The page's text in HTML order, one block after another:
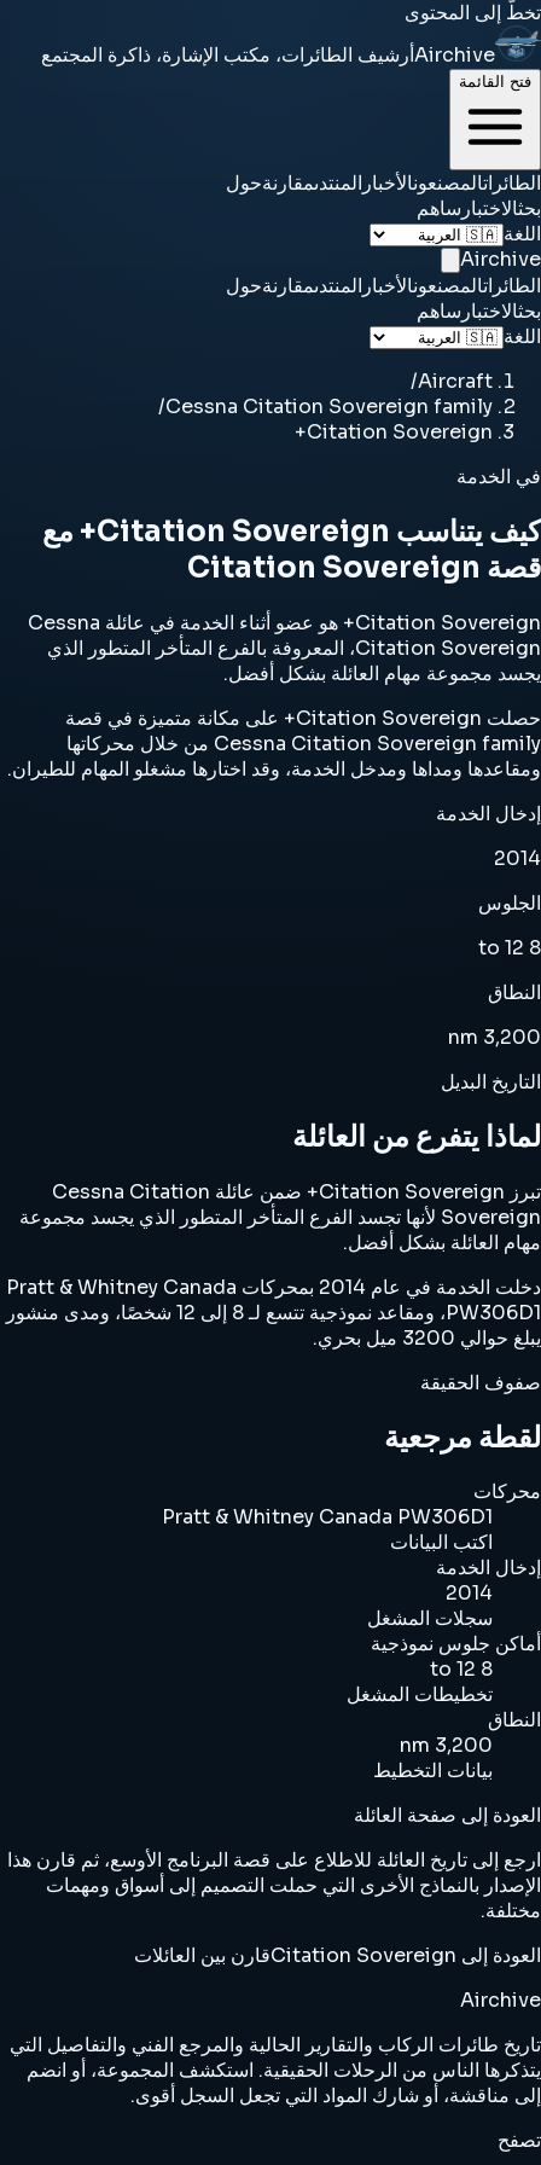
تخطَّ إلى المحتوى
Airchiveأرشيف الطائرات، مكتب الإشارة، ذاكرة المجتمع
فتح القائمة
الطائراتالمصنعونالأخبار المنتدىمقارنةحول
بحثالاختبار ساهم
اللغة
Airchive
الطائراتالمصنعونالأخبار المنتدىمقارنةحول
بحثالاختبار ساهم
اللغة
Aircraft
/
Cessna Citation Sovereign family
/
Citation Sovereign+
في الخدمة
كيف يتناسب Citation Sovereign+ مع
قصة Citation Sovereign
Citation Sovereign+ هو عضو أثناء الخدمة في عائلة Cessna
Citation Sovereign، المعروفة بالفرع المتأخر المتطور الذي
يجسد مجموعة مهام العائلة بشكل أفضل.
حصلت Citation Sovereign+ على مكانة متميزة في قصة
Cessna Citation Sovereign family من خلال محركاتها
ومقاعدها ومداها ومدخل الخدمة، وقد اختارها مشغلو المهام للطيران.
إدخال الخدمة
2014
الجلوس
8 to 12
النطاق
3,200 nm
التاريخ البديل
لماذا يتفرع من العائلة
تبرز Citation Sovereign+ ضمن عائلة Cessna Citation
Sovereign لأنها تجسد الفرع المتأخر المتطور الذي يجسد مجموعة
مهام العائلة بشكل أفضل.
دخلت الخدمة في عام 2014 بمحركات Pratt & Whitney Canada
PW306D1، ومقاعد نموذجية تتسع لـ 8 إلى 12 شخصًا، ومدى منشور
يبلغ حوالي 3200 ميل بحري.
صفوف الحقيقة
لقطة مرجعية
محركات
Pratt & Whitney Canada PW306D1
اكتب البيانات
إدخال الخدمة
2014
سجلات المشغل
أماكن جلوس نموذجية
8 to 12
تخطيطات المشغل
النطاق
3,200 nm
بيانات التخطيط
العودة إلى صفحة العائلة
ارجع إلى تاريخ العائلة للاطلاع على قصة البرنامج الأوسع، ثم قارن هذا
الإصدار بالنماذج الأخرى التي حملت التصميم إلى أسواق ومهمات
مختلفة.
العودة إلى Citation Sovereign
قارن بين العائلات
Airchive
تاريخ طائرات الركاب والتقارير الحالية والمرجع الفني والتفاصيل التي
يتذكرها الناس من الرحلات الحقيقية. استكشف المجموعة، أو انضم
إلى مناقشة، أو شارك المواد التي تجعل السجل أقوى.
تصفح